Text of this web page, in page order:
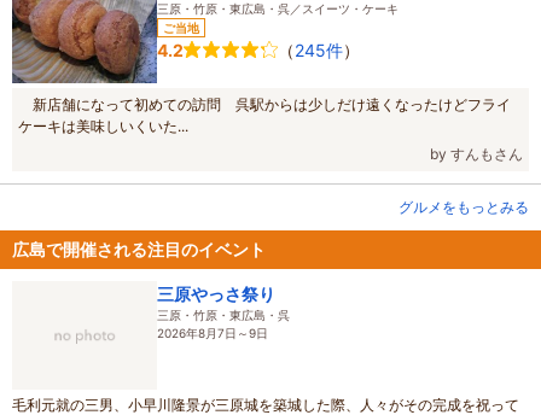
三原・竹原・東広島・呉／スイーツ・ケーキ
ご当地
4.2 （245件）
新店舗になって初めての訪問 呉駅からは少しだけ遠くなったけどフライ
ケーキは美味しいくいた...
by すんもさん
グルメをもっとみる
広島で開催される注目のイベント
三原やっさ祭り
三原・竹原・東広島・呉
2026年8月7日～9日
毛利元就の三男、小早川隆景が三原城を築城した際、人々がその完成を祝って